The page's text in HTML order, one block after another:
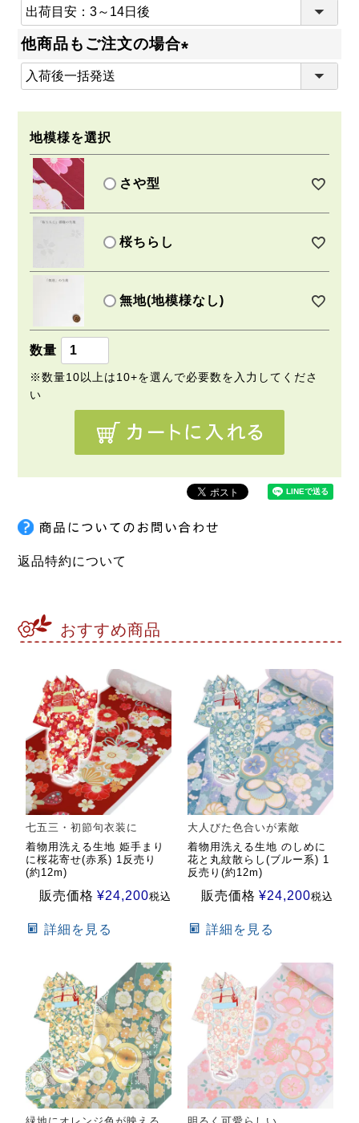
(
必
)
他商品もご注文の場合
地模様を選択
さや型
桜ちらし
無地(地模様なし)
返品特約について
おすすめ商品
七五三・初節句衣装に
着物用洗える生地 姫手まり
に桜花寄せ(赤系) 1反売り
(約12m)
販売価格 ¥24,200税込
詳細を見る
大人びた色合いが素敵
着物用洗える生地 のしめに
花と丸紋散らし(ブルー系) 1
反売り(約12m)
販売価格 ¥24,200税込
詳細を見る